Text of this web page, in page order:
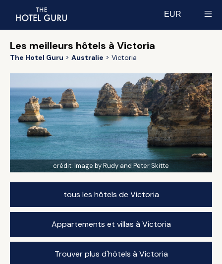
EUR
Les meilleurs hôtels à Victoria
The Hotel Guru Australie Victoria
crédit: Image by Rudy and Peter Skitte
tous les hôtels de Victoria
Appartements et villas à Victoria
Trouver plus d'hôtels à Victoria